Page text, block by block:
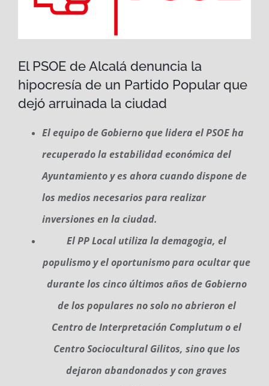
El PSOE de Alcalá denuncia la
hipocresía de un Partido Popular que
dejó arruinada la ciudad
El equipo de Gobierno que lidera el PSOE ha
recuperado la estabilidad económica del
Ayuntamiento y es ahora cuando dispone de
los medios necesarios para realizar
inversiones en la ciudad.
El PP Local utiliza la demagogia, el
populismo y el oportunismo para ocultar que
durante los cinco últimos años de Gobierno
de los populares no solo no abrieron el
Centro de Interpretación Complutum o el
Centro Sociocultural Gilitos, sino que los
dejaron abandonados y con graves